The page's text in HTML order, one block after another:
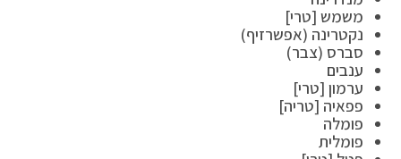
משמש [טרי]
נקטרינה (אפשרזיף)
סברס (צבר)
ענבים
ערמון [טרי]
פפאיה [טריה]
פומלה
פומלית